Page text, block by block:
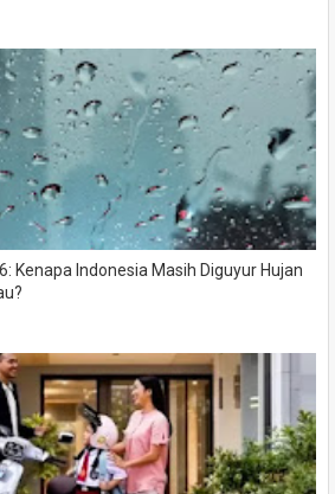
Kenapa Indonesia Masih Diguyur Hujan